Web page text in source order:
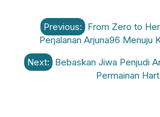
Post
navigation
Previous: From Zero to
Perjalanan Arjuna96 Menuju
Next: Bebaskan Jiwa Penjudi
Permainan